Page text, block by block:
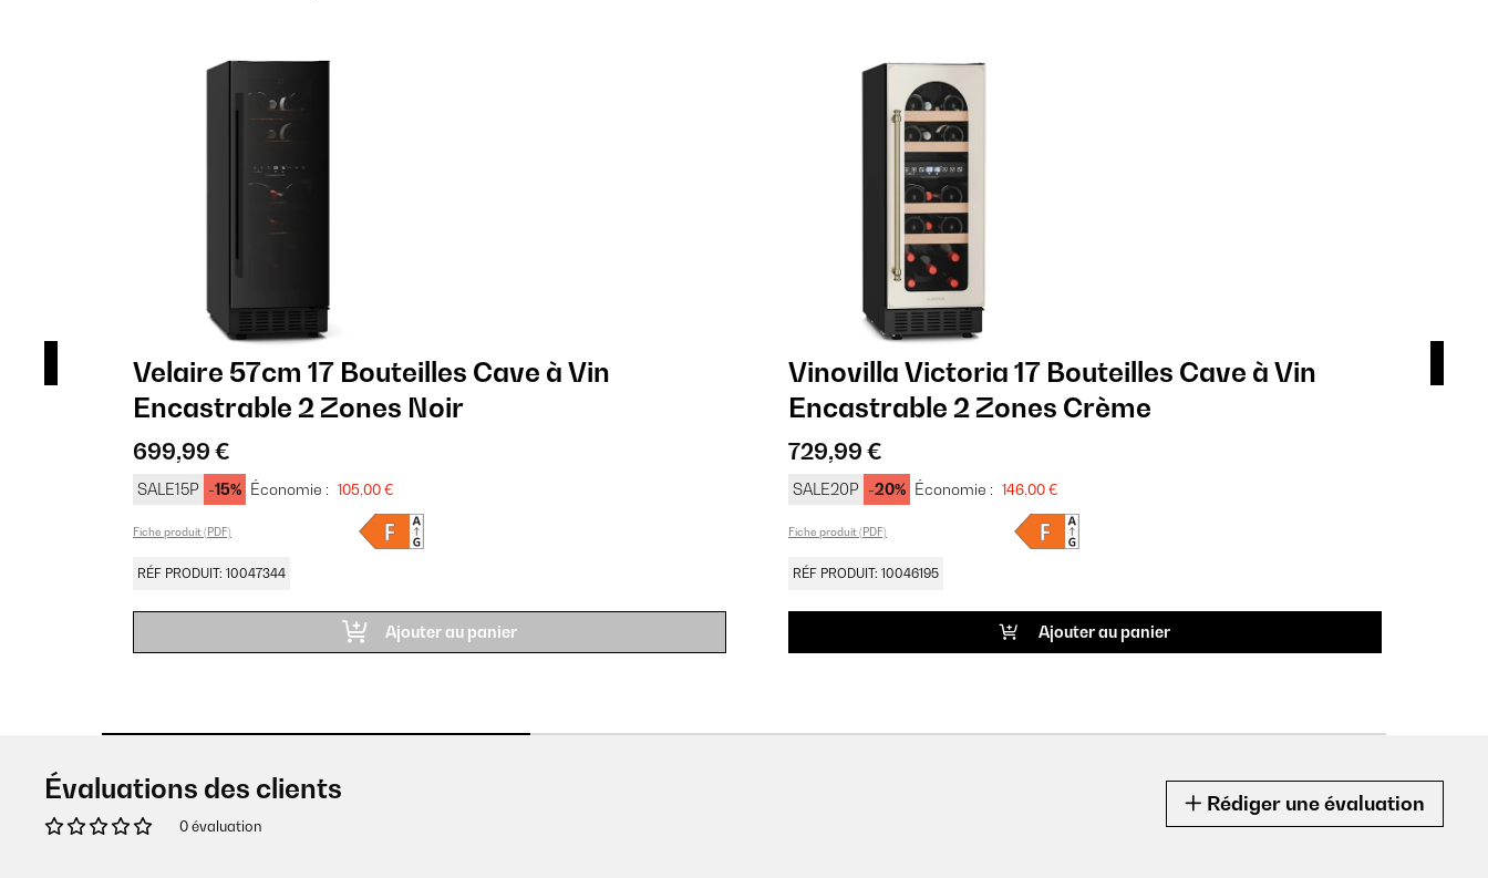
Velaire 57cm 17 Bouteilles Cave à Vin
Encastrable 2 Zones Noir
699,99 €
SALE15P -15% Économie : 105,00 €
Fiche produit (PDF)
RÉF PRODUIT: 10047344
Ajouter au panier
Vinovilla Victoria 17 Bouteilles Cave à Vin
Encastrable 2 Zones Crème
729,99 €
SALE20P -20% Économie : 146,00 €
Fiche produit (PDF)
RÉF PRODUIT: 10046195
Ajouter au panier
Évaluations des clients
0 évaluation
Rédiger une évaluation